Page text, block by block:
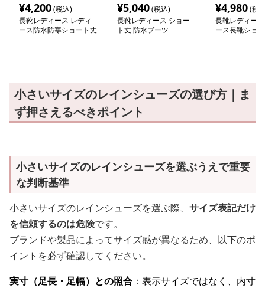
¥4,200(税込)
長靴レディース レディ
ース防水防寒ショート丈
¥5,040(税込)
長靴レディース ショー
ト丈 防水ブーツ
¥4,980(税
長靴レディー
ース長靴ショ
小さいサイズのレインシューズの選び方｜ま
ず押さえるべきポイント
小さいサイズのレインシューズを選ぶうえで重要
な判断基準
小さいサイズのレインシューズを選ぶ際、 サイズ表記だけ
を信頼するのは危険です。
ブランドや製品によってサイズ感が異なるため、以下のポ
イントを必ず確認してください。
実寸（足長・足幅）との照合 ：表示サイズではなく、内寸